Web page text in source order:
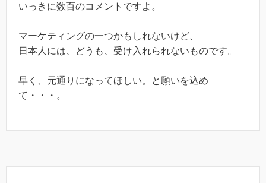
いっきに数百のコメントですよ。
マーケティングの一つかもしれないけど、
日本人には、どうも、受け入れられないものです。
早く、元通りになってほしい。と願いを込め
て・・・。